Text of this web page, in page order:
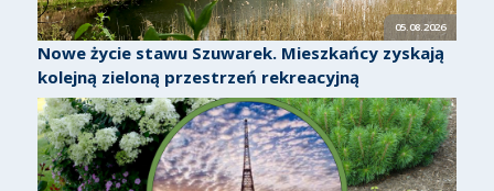
05.08.2026
Nowe życie stawu Szuwarek. Mieszkańcy zyskają
kolejną zieloną przestrzeń rekreacyjną